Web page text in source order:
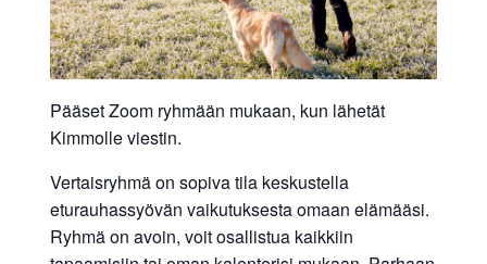
Pääset Zoom ryhmään mukaan, kun lähetät
Kimmolle viestin.
Vertaisryhmä on sopiva tila keskustella
eturauhassyövän vaikutuksesta omaan elämääsi.
Ryhmä on avoin, voit osallistua kaikkiin